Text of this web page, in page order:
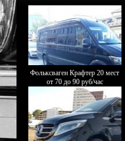
Фольксваген Крафтер 20 мест
от 70 до 90 руб/час